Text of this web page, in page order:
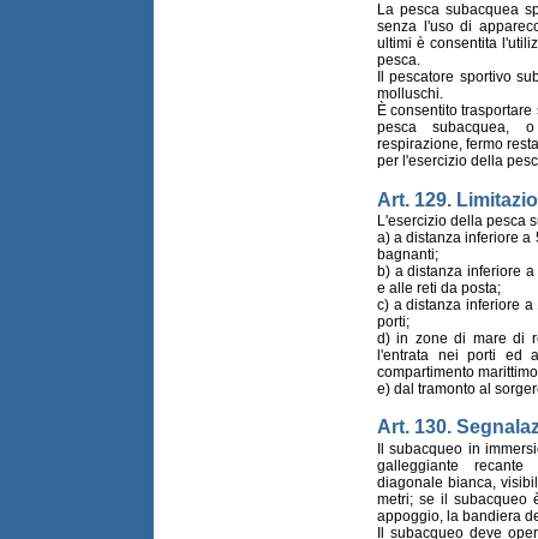
La pesca subacquea
senza l'uso di
ultimi è consentita
pesca.
Il pescatore sportivo
molluschi.
È consentito
pesca subacquea,
respirazione, fermo
per l'esercizio della
Art. 129.
L'esercizio della pesca
a) a distanza inferiore a
bagnanti;
b) a distanza inferiore
e alle reti da posta;
c) a distanza inferiore
porti;
d) in zone di mare di
l'entrata nei porti ed
compartimento
e) dal tramonto al
Art. 130.
Il subacqueo in
galleggiante
diagonale bianca,
metri; se il subacqueo
appoggio, la bandiera
Il subacqueo deve